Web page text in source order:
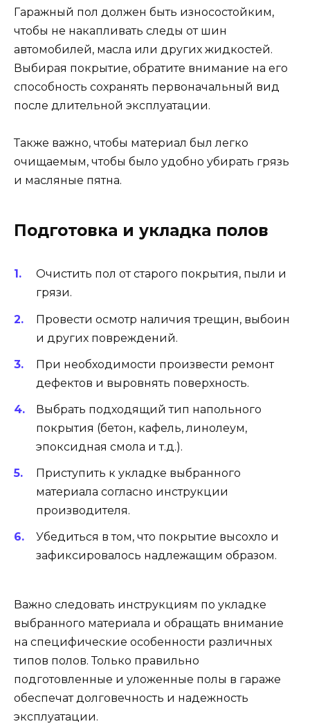
Гаражный пол должен быть износостойким,
чтобы не накапливать следы от шин
автомобилей, масла или других жидкостей.
Выбирая покрытие, обратите внимание на его
способность сохранять первоначальный вид
после длительной эксплуатации.
Также важно, чтобы материал был легко
очищаемым, чтобы было удобно убирать грязь
и масляные пятна.
Подготовка и укладка полов
Очистить пол от старого покрытия, пыли и
грязи.
Провести осмотр наличия трещин, выбоин
и других повреждений.
При необходимости произвести ремонт
дефектов и выровнять поверхность.
Выбрать подходящий тип напольного
покрытия (бетон, кафель, линолеум,
эпоксидная смола и т.д.).
Приступить к укладке выбранного
материала согласно инструкции
производителя.
Убедиться в том, что покрытие высохло и
зафиксировалось надлежащим образом.
Важно следовать инструкциям по укладке
выбранного материала и обращать внимание
на специфические особенности различных
типов полов. Только правильно
подготовленные и уложенные полы в гараже
обеспечат долговечность и надежность
эксплуатации.